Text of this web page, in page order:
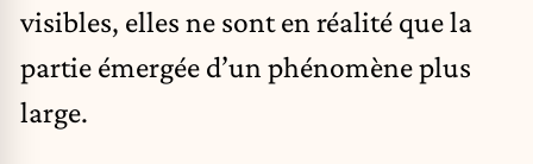
visibles, elles ne sont en réalité que la
partie émergée d’un phénomène plus
large.